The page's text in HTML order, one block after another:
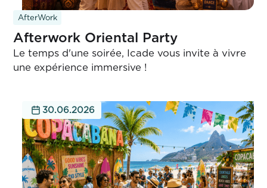
AfterWork
Afterwork Oriental Party
Le temps d'une soirée, Icade vous invite à vivre
une expérience immersive !
30.06.2026